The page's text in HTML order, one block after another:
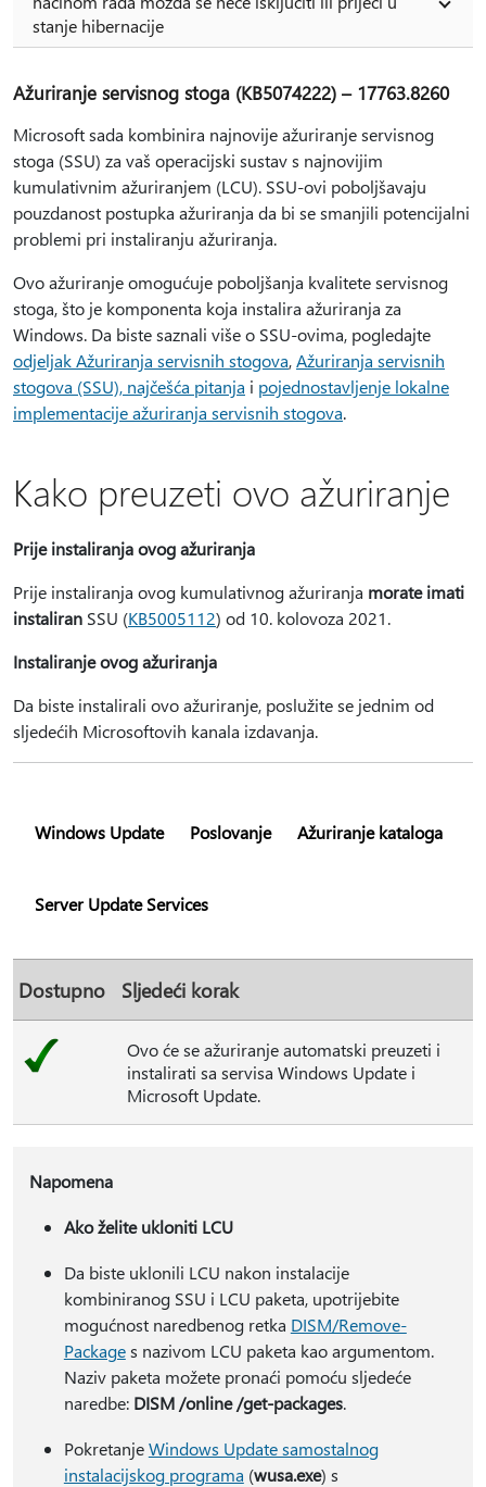
stanje hibernacije
Ažuriranje servisnog stoga (KB5074222) – 17763.8260
Microsoft sada kombinira najnovije ažuriranje servisnog
stoga (SSU) za vaš operacijski sustav s najnovijim
kumulativnim ažuriranjem (LCU). SSU-ovi poboljšavaju
pouzdanost postupka ažuriranja da bi se smanjili potencijalni
problemi pri instaliranju ažuriranja.
Ovo ažuriranje omogućuje poboljšanja kvalitete servisnog
stoga, što je komponenta koja instalira ažuriranja za
Windows. Da biste saznali više o SSU-ovima, pogledajte
odjeljak Ažuriranja servisnih stogova,Ažuriranja servisnih
stogova (SSU), najčešća pitanja i pojednostavljenje lokalne
implementacije ažuriranja servisnih stogova.
Kako preuzeti ovo ažuriranje
Prije instaliranja ovog ažuriranja
Prije instaliranja ovog kumulativnog ažuriranja morate imati
instaliran SSU (KB5005112) od 10. kolovoza 2021.
Instaliranje ovog ažuriranja
Da biste instalirali ovo ažuriranje, poslužite se jednim od
sljedećih Microsoftovih kanala izdavanja.
Windows Update Poslovanje Ažuriranje kataloga
Server Update Services
Dostupno Sljedeći korak
Ovo će se ažuriranje automatski preuzeti i
instalirati sa servisa Windows Update i
Microsoft Update.
Napomena
Ako želite ukloniti LCU
Da biste uklonili LCU nakon instalacije
kombiniranog SSU i LCU paketa, upotrijebite
mogućnost naredbenog retka DISM/Remove-
Packages nazivom LCU paketa kao argumentom.
Naziv paketa možete pronaći pomoću sljedeće
naredbe: DISM /online /get-packages.
PokretanjeWindows Update samostalnog
instalacijskog programa (wusa.exe) s